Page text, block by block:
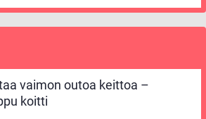
vaimon outoa keittoa –
koitti